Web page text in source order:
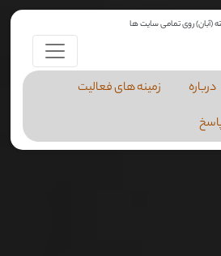
(آبان) روی تمامی سایت ها
درباره
زمینه های فعالیت